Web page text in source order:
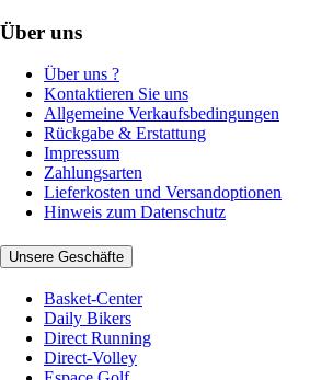
Über uns
Über uns ?
Kontaktieren Sie uns
Allgemeine Verkaufsbedingungen
Rückgabe & Erstattung
Impressum
Zahlungsarten
Lieferkosten und Versandoptionen
Hinweis zum Datenschutz
Unsere Geschäfte
Basket-Center
Daily Bikers
Direct Running
Direct-Volley